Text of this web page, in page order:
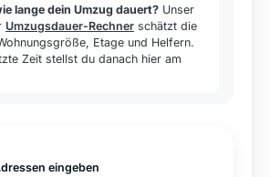
lange dein Umzug dauert? Unser
Umzugsdauer-Rechner schätzt die
Etage und Helfern.
Zeit stellst du danach hier am
eingeben